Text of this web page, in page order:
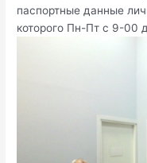
паспортные данные
которого Пн-Пт с 9-00